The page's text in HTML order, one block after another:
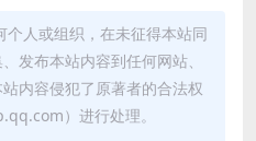
个人或组织，在未征得本站同
发布本站内容到任何网站、
内容侵犯了原著者的合法权
）进行处理。